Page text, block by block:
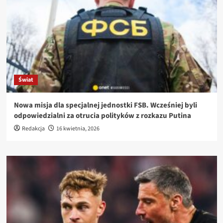
Świat
Nowa misja dla specjalnej jednostki FSB. Wcześniej byli
odpowiedzialni za otrucia polityków z rozkazu Putina
Redakcja 16 kwietnia, 2026